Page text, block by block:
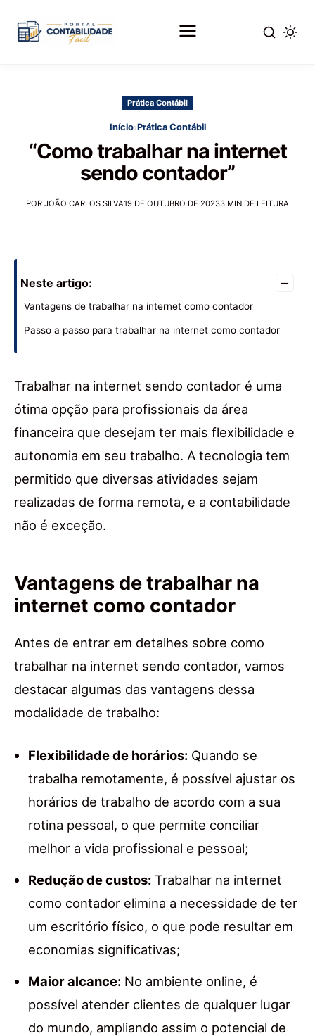
principal
Prática Contábil
Início›Prática Contábil
“Como trabalhar na internet
sendo contador”
POR JOÃO CARLOS SILVA19 DE OUTUBRO DE 20233 MIN DE LEITURA
Neste artigo: –
Vantagens de trabalhar na internet como contador
Passo a passo para trabalhar na internet como contador
Trabalhar na internet sendo contador é uma
ótima opção para profissionais da área
financeira que desejam ter mais flexibilidade e
autonomia em seu trabalho. A tecnologia tem
permitido que diversas atividades sejam
realizadas de forma remota, e a contabilidade
não é exceção.
Vantagens de trabalhar na
internet como contador
Antes de entrar em detalhes sobre como
trabalhar na internet sendo contador, vamos
destacar algumas das vantagens dessa
modalidade de trabalho:
Flexibilidade de horários: Quando se
trabalha remotamente, é possível ajustar os
horários de trabalho de acordo com a sua
rotina pessoal, o que permite conciliar
melhor a vida profissional e pessoal;
Redução de custos: Trabalhar na internet
como contador elimina a necessidade de ter
um escritório físico, o que pode resultar em
economias significativas;
Maior alcance: No ambiente online, é
possível atender clientes de qualquer lugar
do mundo, ampliando assim o potencial de